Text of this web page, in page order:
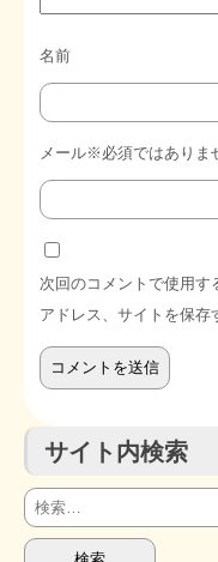
名前
メール※必須ではありま
次回のコメントで使用
アドレス、サイトを保存
サイト内検索
検
索: